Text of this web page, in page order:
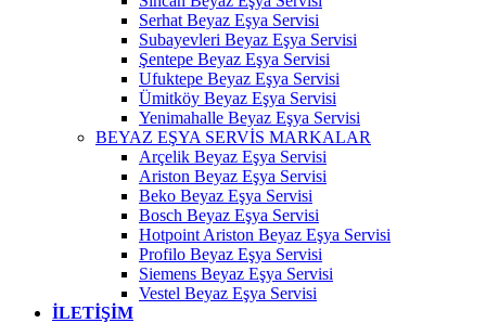
Serhat Beyaz Eşya Servisi
Subayevleri Beyaz Eşya Servisi
Şentepe Beyaz Eşya Servisi
Ufuktepe Beyaz Eşya Servisi
Ümitköy Beyaz Eşya Servisi
Yenimahalle Beyaz Eşya Servisi
BEYAZ EŞYA SERVİS MARKALAR
Arçelik Beyaz Eşya Servisi
Ariston Beyaz Eşya Servisi
Beko Beyaz Eşya Servisi
Bosch Beyaz Eşya Servisi
Hotpoint Ariston Beyaz Eşya Servisi
Profilo Beyaz Eşya Servisi
Siemens Beyaz Eşya Servisi
Vestel Beyaz Eşya Servisi
İLETİŞİM